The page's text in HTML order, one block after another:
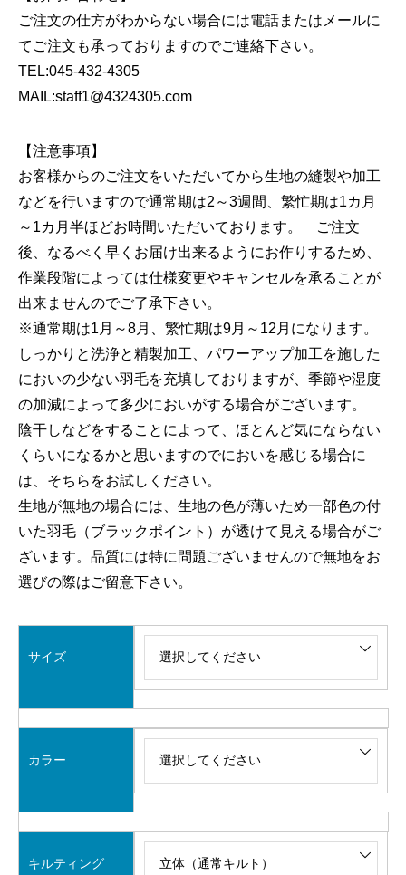
ご注文の仕方がわからない場合には電話またはメールに
てご注文も承っておりますのでご連絡下さい。
TEL:045-432-4305
MAIL:staff1@4324305.com
【注意事項】
お客様からのご注文をいただいてから生地の縫製や加工
などを行いますので通常期は2～3週間、繁忙期は1カ月
～1カ月半ほどお時間いただいております。 ご注文
後、なるべく早くお届け出来るようにお作りするため、
作業段階によっては仕様変更やキャンセルを承ることが
出来ませんのでご了承下さい。
※通常期は1月～8月、繁忙期は9月～12月になります。
しっかりと洗浄と精製加工、パワーアップ加工を施した
においの少ない羽毛を充填しておりますが、季節や湿度
の加減によって多少においがする場合がございます。
陰干しなどをすることによって、ほとんど気にならない
くらいになるかと思いますのでにおいを感じる場合に
は、そちらをお試しください。
生地が無地の場合には、生地の色が薄いため一部色の付
いた羽毛（ブラックポイント）が透けて見える場合がご
ざいます。品質には特に問題ございませんので無地をお
選びの際はご留意下さい。
サイズ
カラー
キルティング